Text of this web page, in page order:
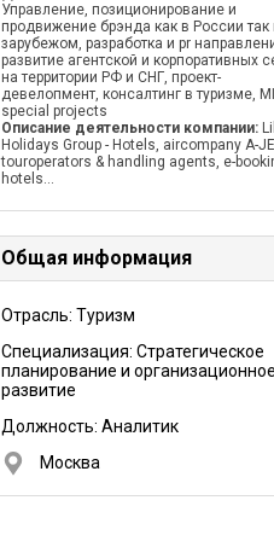
Управление, позиционирование и
продвижение брэнда как в России так
зарубежом, разработка и pr
развитие агентской и корпоративных
на территории РФ и СНГ, проект-
девелопмент, консалтинг в туризме,
special projects
Описание деятельности компании:
Holidays Group - Hotels, aircompany A-
touroperators & handling agents, e-
hotels...
Общая информация
Отрасль: Туризм
Специализация: Стратегическое
планирование и организационное
развитие
Должность: Аналитик
Москва